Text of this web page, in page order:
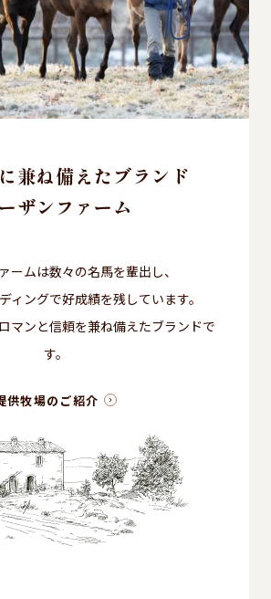
兼ね備えたブランド
ザンファーム
ームは数々の名馬を輩出し、
ィングで好成績を残しています。
マンと信頼を兼ね備えたブランドで
す。
供牧場のご紹介